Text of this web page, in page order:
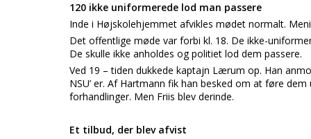
120 ikke uniformerede lod man passere
Inde i Højskolehjemmet afvikles mødet normalt.
Det offentlige møde var forbi kl. 18. De ikke-
De skulle ikke anholdes og politiet lod dem passere.
Ved 19 – tiden dukkede kaptajn Lærum op. Han
NSU’ er. Af Hartmann fik han besked om at føre
forhandlinger. Men Friis blev derinde.
Et tilbud, der blev afvist